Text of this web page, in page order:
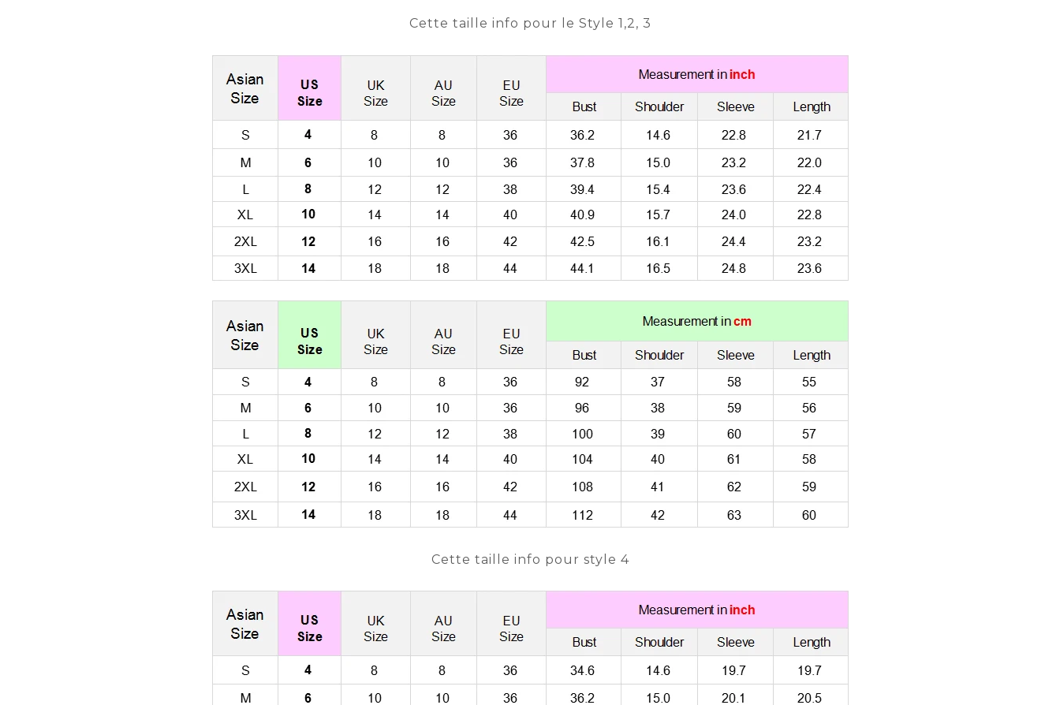
Cette taille info pour le Style 1,2, 3
Cette taille info pour style 4